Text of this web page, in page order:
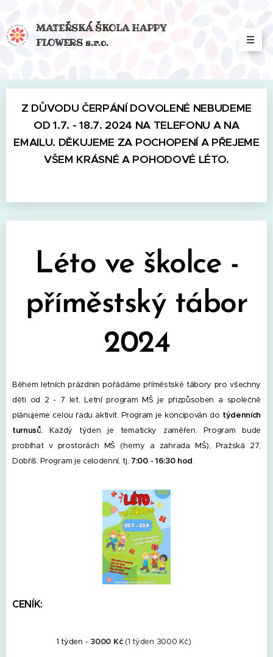
MATEŘSKÁ ŠKOLA HAPPY
FLOWERS s.r.o.
Z DŮVODU ČERPÁNÍ DOVOLENÉ NEBUDEME
OD 1.7. - 18.7. 2024 NA TELEFONU A NA
EMAILU. DĚKUJEME ZA POCHOPENÍ A PŘEJEME
VŠEM KRÁSNÉ A POHODOVÉ LÉTO.
Léto ve školce -
příměstský tábor
2024
Během letních prázdnin pořádáme příměstské tábory pro všechny
děti od 2 - 7 let. Letní program MŠ je přizpůsoben a společně
plánujeme celou řadu aktivit.Program je koncipován do týdenních
turnusů. Každý týden je tematicky zaměřen. Program bude
probíhat v prostorách MŠ (herny a zahrada MŠ), Pražská 27,
Dobříš. Program je celodenní, tj. 7:00 - 16:30 hod.
CENÍK:
1 týden - 3000 Kč(1 týden 3000 Kč)